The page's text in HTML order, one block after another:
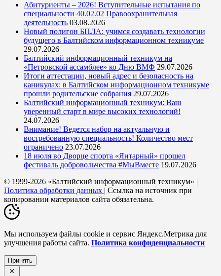
Абитуриенты – 2026! Вступительные испытания по
специальности 40.02.02 Правоохранительная
деятельность 03.08.2026
Новый полигон БПЛА: учимся создавать технологии
будущего в Балтийском информационном техникуме
29.07.2026
Балтийский информационный техникум на
«Петровской ассамблее» ко Дню ВМФ 29.07.2026
Итоги аттестации, новый адрес и безопасность на
каникулах: в Балтийском информационном техникуме
прошли родительские собрания 29.07.2026
Балтийский информационный техникум: Ваш
уверенный старт в мире высоких технологий!
24.07.2026
Внимание! Ведется набор на актуальную и
востребованную специальность! Количество мест
ограничено 23.07.2026
18 июля во Дворце спорта «Янтарный» прошел
фестиваль добровольчества #МыВместе 19.07.2026
© 1999-2026 «Балтийский информационный техникум» |
Политика обработки данных | Ссылка на источник при
копировании материалов сайта обязательна.
Мы используем файлы cookie и сервис Яндекс.Метрика для
улучшения работы сайта. Политика конфиденциальности
Принять